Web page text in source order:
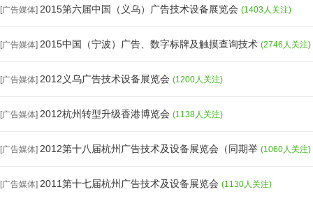
[广告媒体] 2015第六届中国（义乌）广告技术设备展览会 (1403人关注)
[广告媒体] 2015中国（宁波）广告、数字标牌及触摸查询技术 (2746人关注)
[广告媒体] 2012义乌广告技术设备展览会 (1200人关注)
[广告媒体] 2012杭州转型升级香港博览会 (1138人关注)
[广告媒体] 2012第十八届杭州广告技术及设备展览会（同期举 (1060人关注)
[广告媒体] 2011第十七届杭州广告技术及设备展览会 (1130人关注)